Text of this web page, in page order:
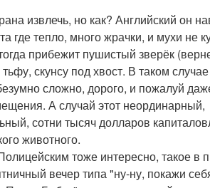
извлечь, но как? Английский он
где тепло, много жрачки, и мухи не
прибежит пушистый зверёк
скунсу под хвост. В таком случае
сложно, дорого, и пожалуй
А случай этот неординарный,
сотни тысяч долларов
животного.
тоже интересно, такое в
вечер типа "ну-ну, покажи